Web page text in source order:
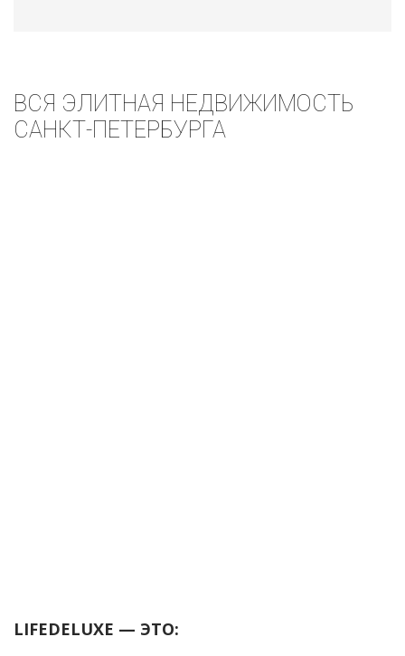
ВСЯ ЭЛИТНАЯ НЕДВИЖИМОСТЬ
САНКТ-ПЕТЕРБУРГА
LIFEDELUXE — ЭТО: